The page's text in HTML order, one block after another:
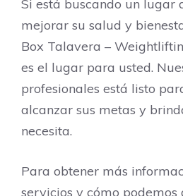
Si está buscando un lugar
mejorar su salud y
Box Talavera –
es el lugar para usted.
profesionales está listo
alcanzar sus metas y
necesita.
Para obtener más
servicios y cómo podemos